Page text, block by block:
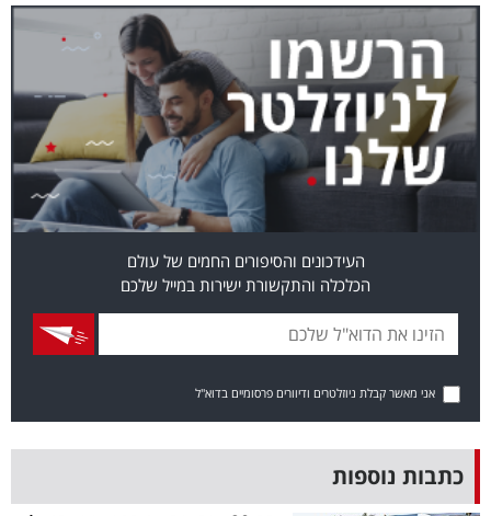
פרסמו
באייס
עקבו
אחרינו:
העידכונים והסיפורים החמים של עולם
הכלכלה והתקשורת ישירות במייל שלכם
אני מאשר קבלת ניוזלטרים ודיוורים פרסומיים בדוא"ל
כתבות נוספות